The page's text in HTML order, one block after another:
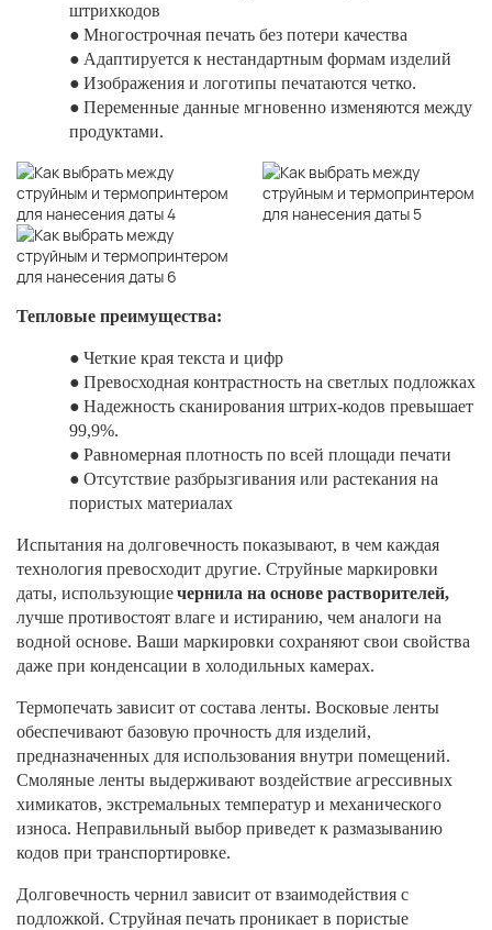
штрихкодов
● Многострочная печать без потери качества
● Адаптируется к нестандартным формам изделий
● Изображения и логотипы печатаются четко.
● Переменные данные мгновенно изменяются между
продуктами.
Тепловые преимущества:
● Четкие края текста и цифр
● Превосходная контрастность на светлых подложках
● Надежность сканирования штрих-кодов превышает
99,9%.
● Равномерная плотность по всей площади печати
● Отсутствие разбрызгивания или растекания на
пористых материалах
Испытания на долговечность показывают, в чем каждая
технология превосходит другие. Струйные маркировки
даты, использующиечернила на основе растворителей,
лучше противостоят влаге и истиранию, чем аналоги на
водной основе. Ваши маркировки сохраняют свои свойства
даже при конденсации в холодильных камерах.
Термопечать зависит от состава ленты. Восковые ленты
обеспечивают базовую прочность для изделий,
предназначенных для использования внутри помещений.
Смоляные ленты выдерживают воздействие агрессивных
химикатов, экстремальных температур и механического
износа. Неправильный выбор приведет к размазыванию
кодов при транспортировке.
Долговечность чернил зависит от взаимодействия с
подложкой. Струйная печать проникает в пористые